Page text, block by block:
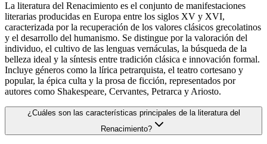
La literatura del Renacimiento es el conjunto de manifestaciones
literarias producidas en Europa entre los siglos XV y XVI,
caracterizada por la recuperación de los valores clásicos grecolatinos
y el desarrollo del humanismo. Se distingue por la valoración del
individuo, el cultivo de las lenguas vernáculas, la búsqueda de la
belleza ideal y la síntesis entre tradición clásica e innovación formal.
Incluye géneros como la lírica petrarquista, el teatro cortesano y
popular, la épica culta y la prosa de ficción, representados por
autores como Shakespeare, Cervantes, Petrarca y Ariosto.
¿Cuáles son las características principales de la literatura del
Renacimiento?